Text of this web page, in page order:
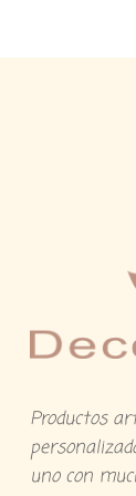
Productos
uno con